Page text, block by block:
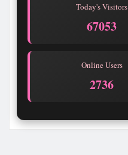
Today's Visitors
67054
Online Users
2736